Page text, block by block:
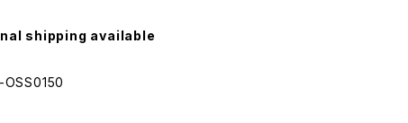
shipping available
OSS0150